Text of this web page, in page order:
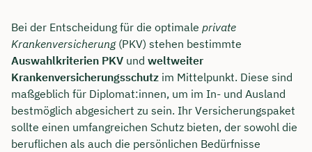
Bei der Entscheidung für die optimale private
Krankenversicherung(PKV) stehen bestimmte
Auswahlkriterien PKV und weltweiter
Krankenversicherungsschutz im Mittelpunkt. Diese sind
maßgeblich für Diplomat:innen, um im In- und Ausland
bestmöglich abgesichert zu sein. Ihr Versicherungspaket
sollte einen umfangreichen Schutz bieten, der sowohl die
beruflichen als auch die persönlichen Bedürfnisse